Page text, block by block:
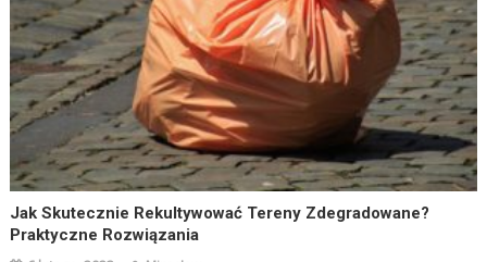
Jak Skutecznie Rekultywować Tereny Zdegradowane?
Praktyczne Rozwiązania